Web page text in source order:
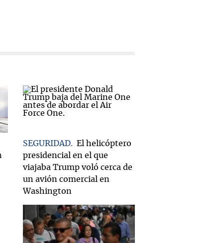
SEGURIDAD
El helicóptero
presidencial en el que
viajaba Trump voló cerca de
un avión comercial en
Washington